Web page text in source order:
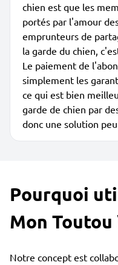
chien est que les
portés par l'amour
emprunteurs de
la garde du chien,
Le paiement de
simplement les
ce qui est bien
garde de chien par
donc une solution
Pourquoi
Mon Toutou
Notre concept est